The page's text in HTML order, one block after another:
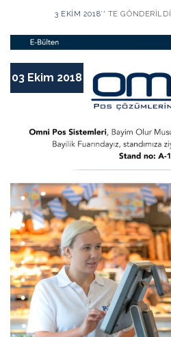
3 EKIM 2018’' TE GÖNDERILDI
03 Ekim 2018